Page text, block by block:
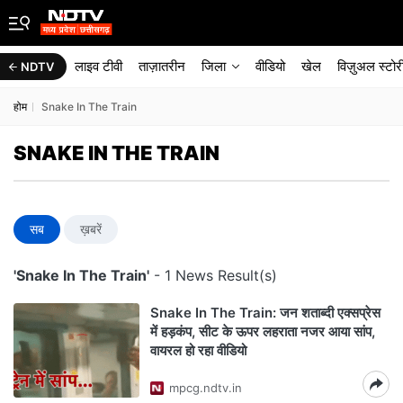
NDTV लाइव टीवी ताज़ातरीन जिला वीडियो खेल विज़ुअल
होम Snake In The Train
SNAKE IN THE TRAIN
सब ख़बरें
'Snake In The Train' - 1 News Result(s)
Snake In The Train: जन शताब्दी एक्सप्रेस
में हड़कंप, सीट के ऊपर लहराता नजर आया सांप,
वायरल हो रहा वीडियो
mpcg.ndtv.in